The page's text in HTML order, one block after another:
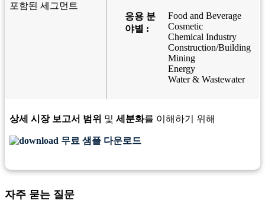
포함된 세그먼트
응용 분
야별 :
Food and Beverage
Cosmetic
Chemical Industry
Construction/Building
Mining
Energy
Water & Wastewater
상세 시장 보고서 범위 및 세분화를 이해하기 위해
무료 샘플 다운로드
자주 묻는 질문